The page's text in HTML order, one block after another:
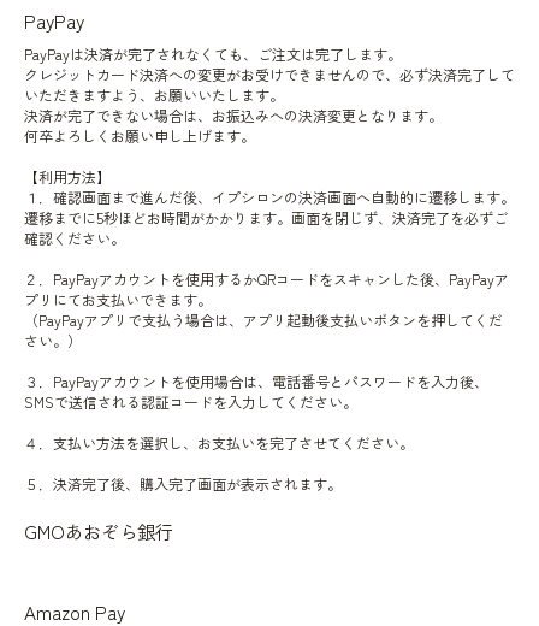
PayPay
PayPayは決済が完了されなくても、ご注文は完了します。
クレジットカード決済への変更がお受けできませんので、必ず決済完了して
いただきますよう、お願いいたします。
決済が完了できない場合は、お振込みへの決済変更となります。
何卒よろしくお願い申し上げます。
【利用方法】
１．確認画面まで進んだ後、イプシロンの決済画面へ自動的に遷移します。
遷移までに5秒ほどお時間がかかります。画面を閉じず、決済完了を必ずご
確認ください。
２．PayPayアカウントを使用するかQRコードをスキャンした後、PayPayア
プリにてお支払いできます。
（PayPayアプリで支払う場合は、アプリ起動後支払いボタンを押してくだ
さい。）
３．PayPayアカウントを使用場合は、電話番号とパスワードを入力後、
SMSで送信される認証コードを入力してください。
４．支払い方法を選択し、お支払いを完了させてください。
５．決済完了後、購入完了画面が表示されます。
GMOあおぞら銀行
Amazon Pay